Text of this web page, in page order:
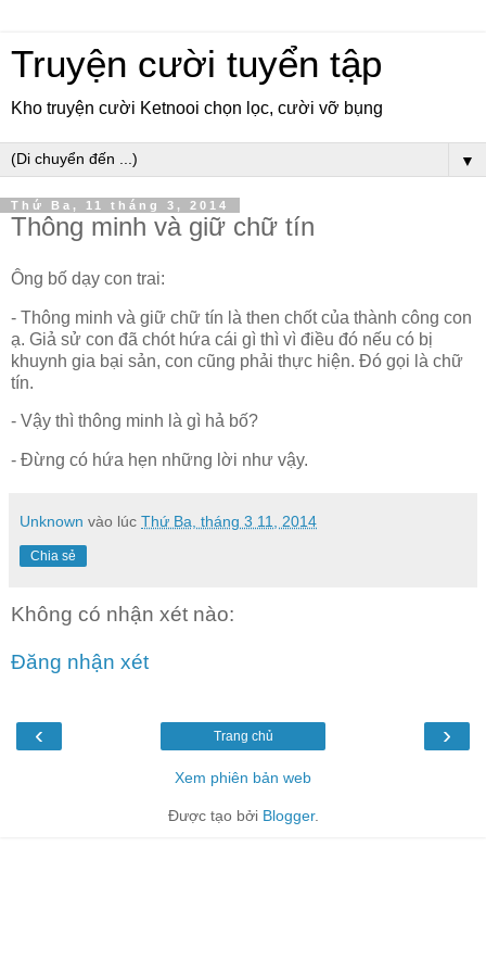
Truyện cười tuyển tập
Kho truyện cười Ketnooi chọn lọc, cười vỡ bụng
▼
Thứ Ba, 11 tháng 3, 2014
Thông minh và giữ chữ tín
Ông bố dạy con trai:
- Thông minh và giữ chữ tín là then chốt của thành công con
ạ. Giả sử con đã chót hứa cái gì thì vì điều đó nếu có bị
khuynh gia bại sản, con cũng phải thực hiện. Đó gọi là chữ
tín.
- Vậy thì thông minh là gì hả bố?
- Đừng có hứa hẹn những lời như vậy.
Unknown vào lúc Thứ Ba, tháng 3 11, 2014
Chia sẻ
Không có nhận xét nào:
Đăng nhận xét
‹ ›
Trang chủ
Xem phiên bản web
Được tạo bởi Blogger.